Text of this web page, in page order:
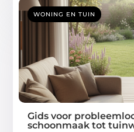
WONING EN TUIN
Gids voor
schoonmaak tot